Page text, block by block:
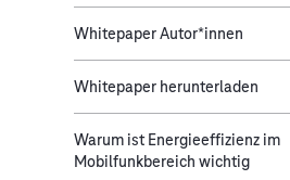
Whitepaper Autor*innen
Whitepaper herunterladen
Warum ist Energieeffizienz im
Mobilfunkbereich wichtig